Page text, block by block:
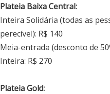
Plateia Baixa Central:
Inteira Solidária (todas as
perecível): R$ 140
Meia-entrada (desconto de
Inteira: R$ 270
Plateia Gold: